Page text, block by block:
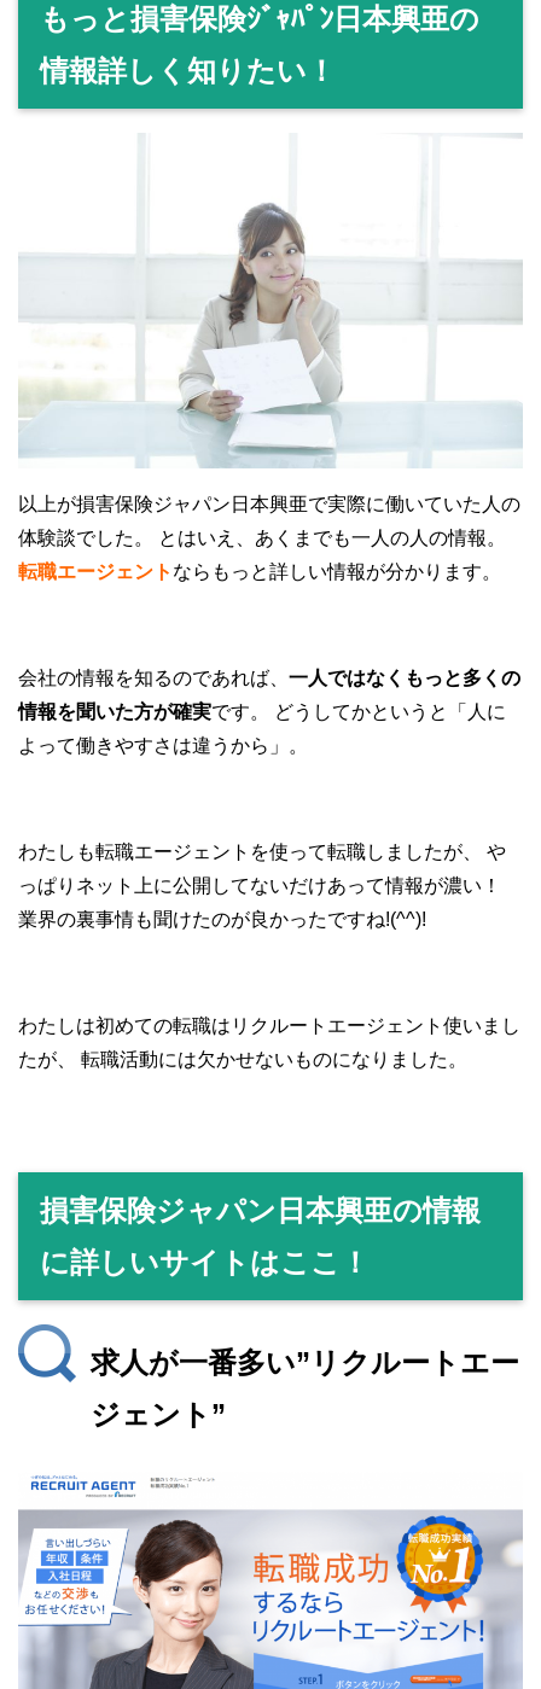
もっと損害保険ｼﾞｬﾊﾟﾝ日本興亜の
情報詳しく知りたい！
以上が損害保険ジャパン日本興亜で実際に働いていた人の
体験談でした。
とはいえ、あくまでも一人の人の情報。
転職エージェント ならもっと詳しい情報が分かります。
会社の情報を知るのであれば、 一人ではなくもっと多くの
情報を聞いた方が確実です。
どうしてかというと「人に
よって働きやすさは違うから」。
わたしも転職エージェントを使って転職しましたが、
や
っぱりネット上に公開してないだけあって情報が濃い！
業界の裏事情も聞けたのが良かったですね!(^^)!
わたしは初めての転職はリクルートエージェント使いまし
たが、
転職活動には欠かせないものになりました。
損害保険ジャパン日本興亜の情報
に詳しいサイトはここ！
求人が一番多い”リクルートエー
ジェント”